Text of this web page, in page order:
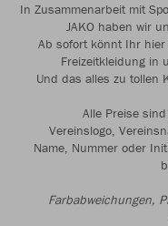
In Zusammenarbeit mit
JAKO haben wir
Ab sofort könnt Ihr hier
Freizeitkleidung in
Und das alles zu tollen
Alle Preise
Vereinslogo,
Name, Nummer oder
Farbabweichungen,